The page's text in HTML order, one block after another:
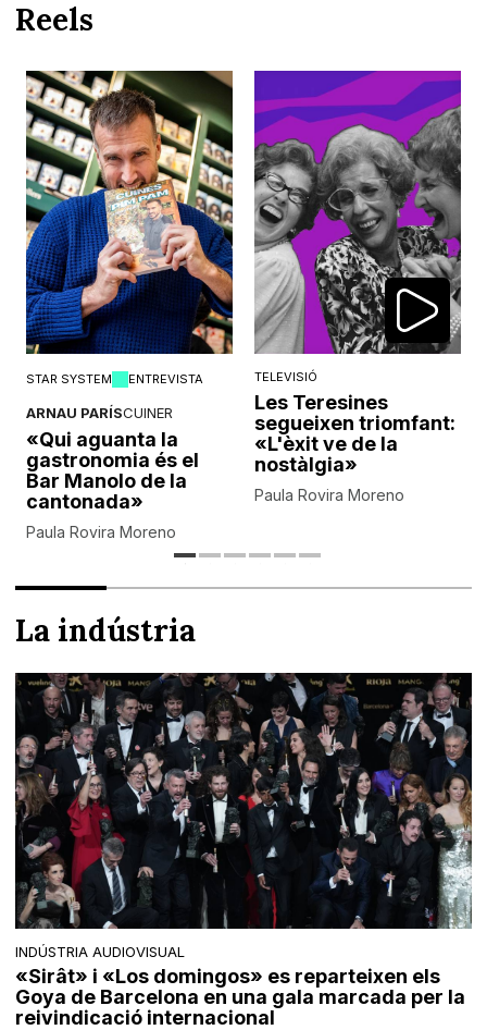
Reels
STAR SYSTEM ENTREVISTA
ARNAU PARÍSCUINER
«Qui aguanta la
gastronomia és el
Bar Manolo de la
cantonada»
Paula Rovira Moreno
TELEVISIÓ
Les Teresines
segueixen triomfant:
«L'èxit ve de la
nostàlgia»
Paula Rovira Moreno
La indústria
INDÚSTRIA AUDIOVISUAL
«Sirât» i «Los domingos» es reparteixen els
Goya de Barcelona en una gala marcada per la
reivindicació internacional